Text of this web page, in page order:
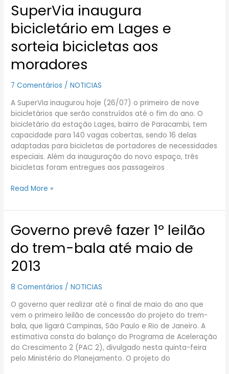
SuperVia inaugura
bicicletário em Lages e
sorteia bicicletas aos
moradores
7 Comentários /NOTICIAS
A SuperVia inaugurou hoje (26/07) o primeiro de nove
bicicletários que serão construídos até o fim do ano. O
bicicletário da estação Lages, bairro de Paracambi, tem
capacidade para 140 vagas cobertas, sendo 16 delas
adaptadas para bicicletas de portadores de necessidades
especiais. Além da inauguração do novo espaço, três
bicicletas foram entregues aos passageiros
SuperVia
inaugura
bicicletário
Lages
e
sorteia
bicicletas
moradores
Read More »
Governo prevê fazer 1º leilão
do trem-bala até maio de
2013
8 Comentários /NOTICIAS
O governo quer realizar até o final de maio do ano que
vem o primeiro leilão de concessão do projeto do trem-
bala, que ligará Campinas, São Paulo e Rio de Janeiro. A
estimativa consta do balanço do Programa de Aceleração
do Crescimento 2 (PAC 2), divulgado nesta quinta-feira
pelo Ministério do Planejamento. O projeto do
Governo
prevê
fazer
1º
leilão
trem-
bala
até
maio
de
2013